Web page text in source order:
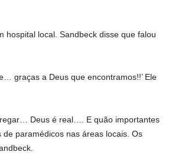
hospital local. Sandbeck disse que falou
graças a Deus que encontramos!!’ Ele
Deus é real…. E quão importantes
paramédicos nas áreas locais. Os